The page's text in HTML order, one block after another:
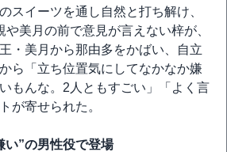
スイーツを通し自然と打ち解け、
美月の前で意見が言えない梓が、
・美月から那由多をかばい、自立
ら「立ち位置気にしてなかなか嫌
もんな。2人ともすごい」「よく言
が寄せられた。
い”の男性役で登場